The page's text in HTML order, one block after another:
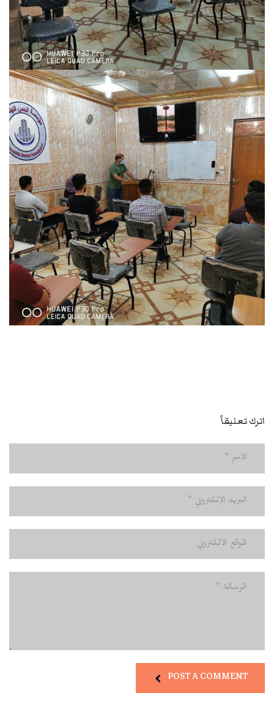
اترك تعليقاً
POST A COMMENT